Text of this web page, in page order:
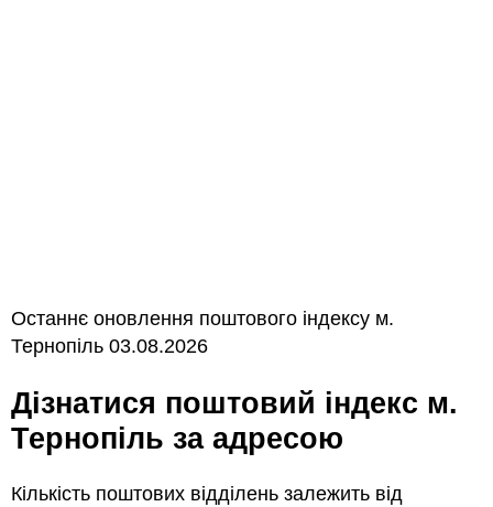
Останнє оновлення поштового індексу м.
Тернопіль 03.08.2026
Дізнатися поштовий індекс м.
Тернопіль за адресою
Кількість поштових відділень залежить від